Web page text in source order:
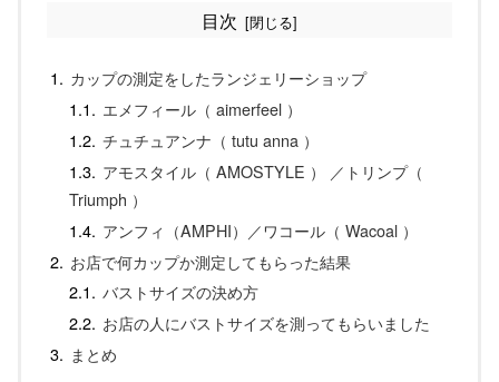
目次
カップの測定をしたランジェリーショップ
エメフィール（ aimerfeel ）
チュチュアンナ（ tutu anna ）
アモスタイル（ AMOSTYLE ） ／トリンプ（
Triumph ）
アンフィ（AMPHI）／ワコール（ Wacoal ）
お店で何カップか測定してもらった結果
バストサイズの決め方
お店の人にバストサイズを測ってもらいました
まとめ